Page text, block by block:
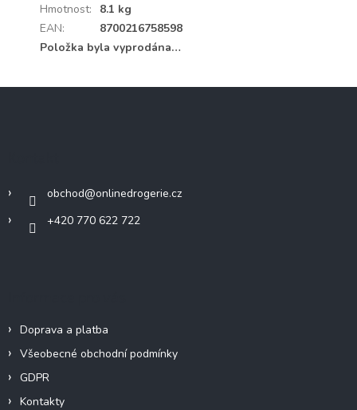
Hmotnost:
8.1 kg
EAN:
8700216758598
Položka byla vyprodána…
obchod@onlinedrogerie.cz
+420 770 622 722
Doprava a platba
Všeobecné obchodní podmínky
GDPR
Kontakty